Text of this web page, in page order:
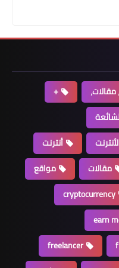
، مقالات،
+
أنترنت
مقالات
مواقع
cryptocurrency
earn
freelancer